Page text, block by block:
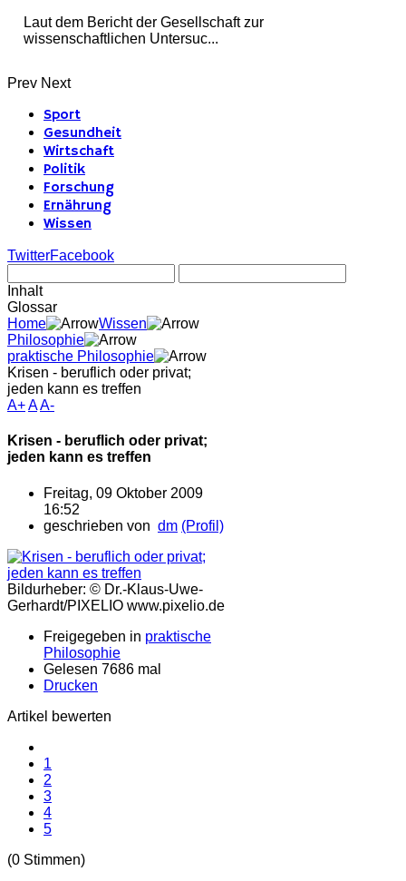
Laut dem Bericht der Gesellschaft zur
wissenschaftlichen Untersuc...
Prev Next
Sport
Gesundheit
Wirtschaft
Politik
Forschung
Ernährung
Wissen
TwitterFacebook
Inhalt
Glossar
Home
Wissen
Philosophie
praktische Philosophie
Krisen - beruflich oder privat;
jeden kann es treffen
A+AA-
Krisen - beruflich oder privat;
jeden kann es treffen
Freitag, 09 Oktober 2009
16:52
geschrieben von dm (Profil)
Bildurheber: © Dr.-Klaus-Uwe-
Gerhardt/PIXELIO www.pixelio.de
Freigegeben in praktische
Philosophie
Gelesen 7686 mal
Drucken
Artikel bewerten
1
2
3
4
5
(0 Stimmen)